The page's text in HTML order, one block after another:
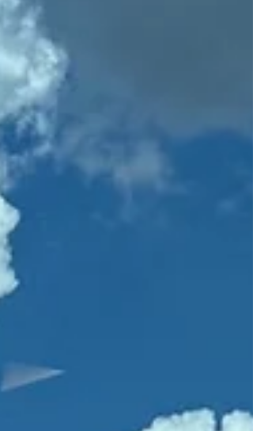
Companhia Europeia. Com voos diretos
de Lisboa para 13 cidades brasileiras,
incluindo São Paulo, Rio de Janeiro,
Brasília, Recife, Salvador, Porto Alegre e
Belém, a TAP reforça sua vocação de